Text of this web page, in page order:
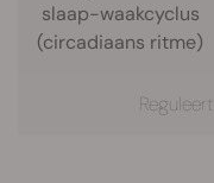
slaap-waakcyclus
(circadiaans ritme)